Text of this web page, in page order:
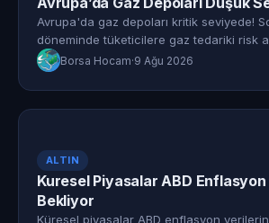
Avrupa'da gaz depoları kritik seviyede!
döneminde tüketicilere gaz tedariki risk
Borsa Hocam·9 Ağu 2026
ALTIN
Kuresel Piyasalar ABD
Bekliyor
Küresel piyasalar ABD enflasyon